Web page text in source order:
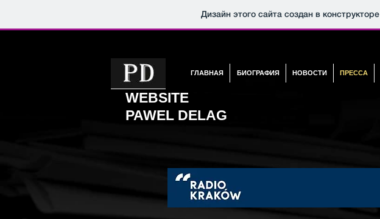
Дизайн этого сайта создан в конструкторе
ГЛАВНАЯ БИОГРАФИЯ НОВОСТИ ПРЕССА
WEBSITE
PAWEL DELAG